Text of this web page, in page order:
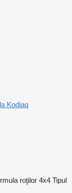
Kodiaq
roţilor 4x4 Tipul